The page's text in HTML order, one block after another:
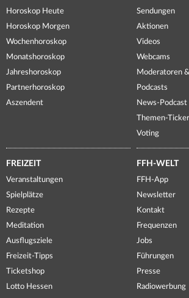
Horoskop Heute
Horoskop Morgen
Wochenhoroskop
Monatshoroskop
Jahreshoroskop
Partnerhoroskop
Aszendent
Sendungen
Aktionen
Videos
Webcams
Moderatoren
Podcasts
News-Podcast
Themen-Ticker
Voting
FREIZEIT
Veranstaltungen
Spielplätze
Rezepte
Meditation
Ausflugsziele
Freizeit-Tipps
Ticketshop
Lotto Hessen
FFH-WELT
FFH-App
Newsletter
Kontakt
Frequenzen
Jobs
Führungen
Presse
Radiowerbung